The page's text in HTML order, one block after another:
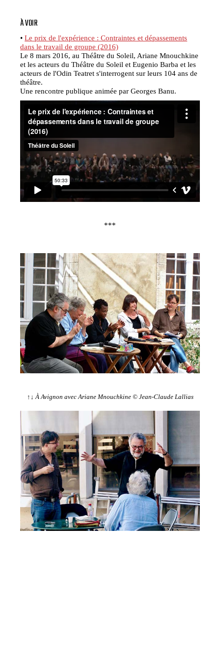
À VOIR
•Le prix de l'expérience : Contraintes et dépassements
dans le travail de groupe (2016)
Le 8 mars 2016, au Théâtre du Soleil, Ariane Mnouchkine
et les acteurs du Théâtre du Soleil et Eugenio Barba et les
acteurs de l'Odin Teatret s'interrogent sur leurs 104 ans de
théâtre.
Une rencontre publique animée par Georges Banu.
***
↑↓ À Avignon avec Ariane Mnouchkine © Jean-Claude Lallias